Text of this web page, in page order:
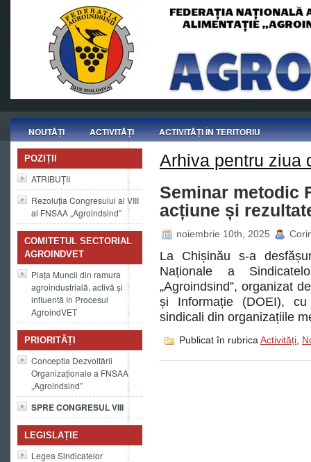
NOUTĂȚI ACTIVITĂȚI ACTIVITĂȚI ÎN TERITORIU
POZIȚII
ATRIBUȚII
Rezoluția Congresului al VIII
al FNSAA „Agroindsind”
COMITETUL SECTORIAL
AGROINDVET
Piața Muncii din ramura
agroindustrială, activă și
influentă în Procesul
AgroindVET
PRIORITĂȚI
Conceptia Dezvoltării
Organizaționale a FNSAA
„Agroindsind”
SPRE CONGRESUL VIII
LEGISLAȚIE
Legea Sindicatelor
Arhiva pentru ziua
Seminar metodic
acțiune și
noiembrie 10th, 2025
La Chișinău s-a
Naționale a
„Agroindsind”, organizat
și Informație (DOEI),
sindicali din organizațiile
Publicat în rubricaActivități,